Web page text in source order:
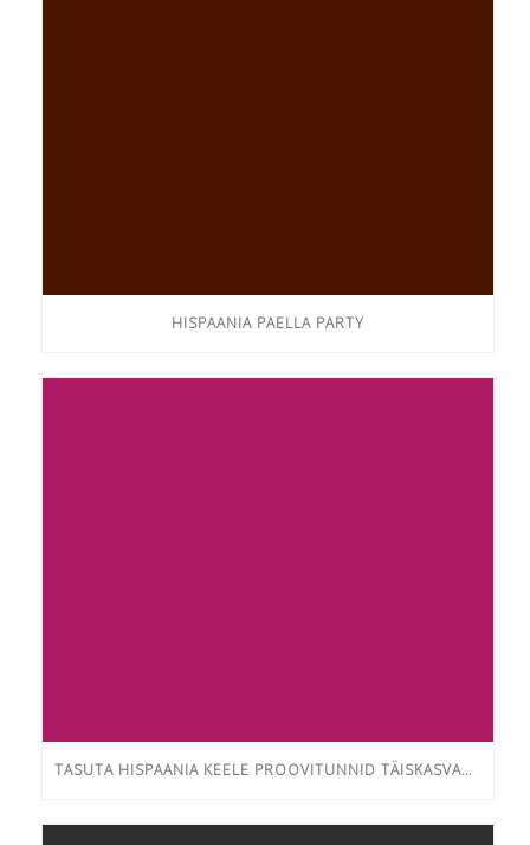
HISPAANIA PAELLA PARTY
TASUTA HISPAANIA KEELE PROOVITUNNID TÄISKASVANUTELE